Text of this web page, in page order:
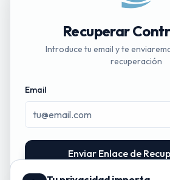
Recuperar
Introduce tu email y te
recuperación
Email
Enviar Enlace de